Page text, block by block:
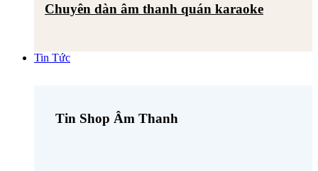
Chuyên dàn âm thanh quán karaoke
Tin Tức
Tin Shop Âm Thanh